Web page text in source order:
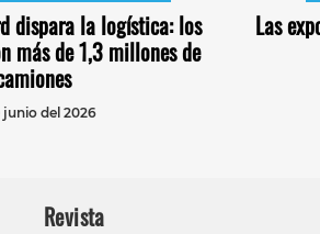
dispara la logística: los
más de 1,3 millones de
junio del 2026
Las
Revista